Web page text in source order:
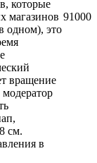
которые
магазинов
одном), это
вращение
см.
в
91000